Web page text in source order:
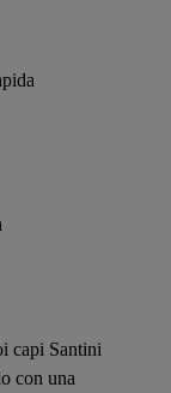
capi Santini
con una